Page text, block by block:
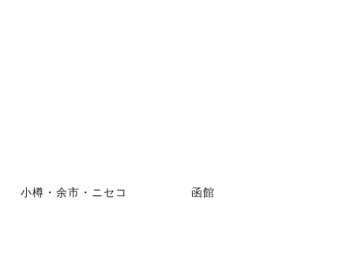
小樽・余市・ニセコ 函館